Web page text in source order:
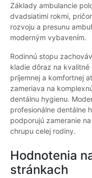
Základy ambulancie
dvadsiatimi rokmi,
rozvoju a presunu
moderným vybavením.
Rodinnú stopu
kladie dôraz na
príjemnej a komfortnej
zameriava na
dentálnu hygienu.
profesionálne dentálne
podporujú zameranie
chrupu celej rodiny.
Hodnotenia
stránkach